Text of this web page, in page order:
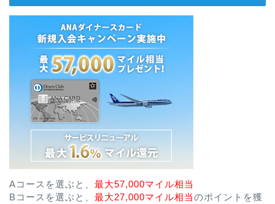
Aコースを選ぶと、 最大57,000マイル相当
Bコースを選ぶと、 最大27,000マイル相当のポイントを獲